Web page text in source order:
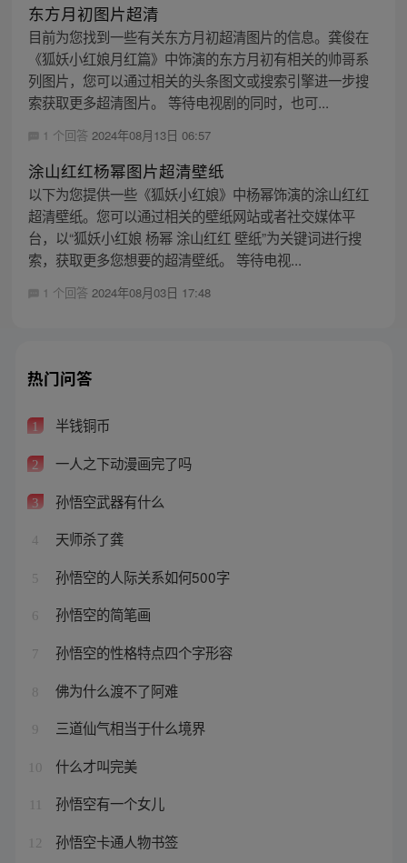
东方月初图片超清
目前为您找到一些有关东方月初超清图片的信息。龚俊在
《狐妖小红娘月红篇》中饰演的东方月初有相关的帅哥系
列图片，您可以通过相关的头条图文或搜索引擎进一步搜
索获取更多超清图片。 等待电视剧的同时，也可...
1 个回答 2024年08月13日 06:57
涂山红红杨幂图片超清壁纸
以下为您提供一些《狐妖小红娘》中杨幂饰演的涂山红红
超清壁纸。您可以通过相关的壁纸网站或者社交媒体平
台，以“狐妖小红娘 杨幂 涂山红红 壁纸”为关键词进行搜
索，获取更多您想要的超清壁纸。 等待电视...
1 个回答 2024年08月03日 17:48
热门问答
1 半钱铜币
2 一人之下动漫画完了吗
3 孙悟空武器有什么
4 天师杀了龚
5 孙悟空的人际关系如何500字
6 孙悟空的简笔画
7 孙悟空的性格特点四个字形容
8 佛为什么渡不了阿难
9 三道仙气相当于什么境界
10 什么才叫完美
孙悟空有一个女儿
12 孙悟空卡通人物书签